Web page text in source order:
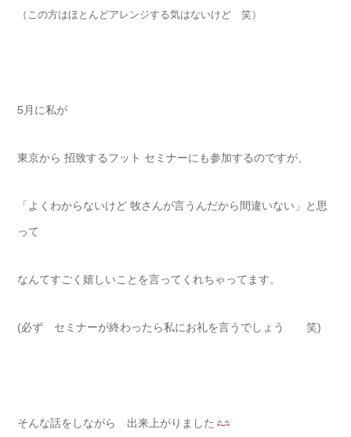
（この方はほとんどアレンジする気はないけど 笑）
5月に私が
東京から 招致するフット セミナーにも参加するのですが、
「よくわからないけど 牧さんが言うんだから間違いない」と思
って
なんてすごく嬉しいことを言ってくれちゃってます。
(必ず セミナーが終わったら私にお礼を言うでしょう 笑)
そんな話をしながら 出来上がりました